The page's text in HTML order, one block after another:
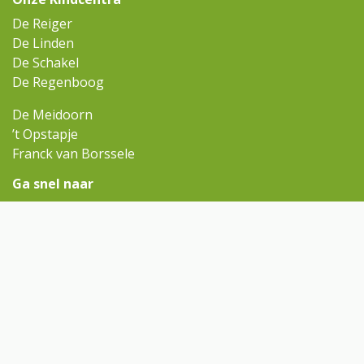
De Reiger
De Linden
De Schakel
De Regenboog
De Meidoorn
’t Opstapje
Franck van Borssele
Ga snel naar